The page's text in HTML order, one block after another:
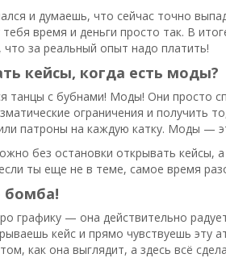
и думаешь, что сейчас точно
тебя время и деньги просто так. В
что за реальный опыт надо платить!
кейсы, когда есть моды?
танцы с бубнами! Моды! Они просто
ограничения и получить
патроны на каждую катку. Моды —
без остановки открывать кейсы,
ты еще не в теме, самое время
бомба!
графику — она действительно
кейс и прямо чувствуешь эту
как она выглядит, а здесь всё